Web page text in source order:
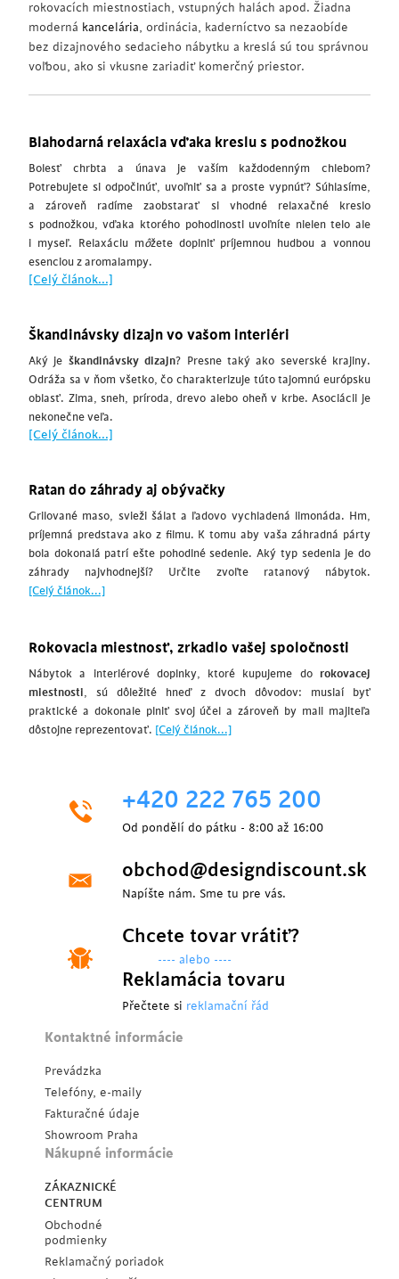
rokovacích miestnostiach, vstupných halách apod. Žiadna
moderná kancelária, ordinácia, kaderníctvo sa nezaobíde
bez dizajnového sedacieho nábytku a kreslá sú tou správnou
voľbou, ako si vkusne zariadiť komerčný priestor.
Blahodarná relaxácia vďaka kreslu s podnožkou
Bolesť chrbta a únava je vaším každodenným chlebom?
Potrebujete si odpočinúť, uvoľniť sa a proste vypnúť? Súhlasíme,
a zároveň radíme zaobstarať si vhodné relaxačné kreslo
s podnožkou, vďaka ktorého pohodlnosti uvoľníte nielen telo ale
i myseľ. Relaxáciu môžete doplniť príjemnou hudbou a vonnou
esenciou z aromalampy.
[Celý článok...]
Škandinávsky dizajn vo vašom interiéri
Aký je škandinávsky dizajn? Presne taký ako severské krajiny.
Odráža sa v ňom všetko, čo charakterizuje túto tajomnú európsku
oblasť. Zima, sneh, príroda, drevo alebo oheň v krbe. Asociácii je
nekonečne veľa.
[Celý článok...]
Ratan do záhrady aj obývačky
Grilované maso, svieži šálat a ľadovo vychladená limonáda. Hm,
príjemná predstava ako z filmu. K tomu aby vaša záhradná párty
bola dokonalá patrí ešte pohodlné sedenie. Aký typ sedenia je do
záhrady najvhodnejší? Určite zvoľte ratanový nábytok.
[Celý článok...]
Rokovacia miestnosť, zrkadlo vašej spoločnosti
Nábytok a interiérové doplnky, ktoré kupujeme do rokovacej
miestnosti , sú dôležité hneď z dvoch dôvodov: musiaí byť
praktické a dokonale plniť svoj účel a zároveň by mali majiteľa
dôstojne reprezentovať. [Celý článok...]
+420 222 765 200
Od pondělí do pátku - 8:00 až 16:00
obchod@designdiscount.sk
Napíšte nám. Sme tu pre vás.
Chcete tovar vrátiť?
---- alebo ----
Reklamácia tovaru
Přečtete si reklamační řád
Kontaktné informácie
Prevádzka
Telefóny, e-maily
Fakturačné údaje
Showroom Praha
Nákupné informácie
ZÁKAZNICKÉ
CENTRUM
Obchodné
podmienky
Reklamačný poriadok